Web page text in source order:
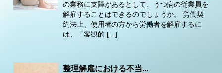
の業務に支障があるとして、うつ病の従業員を
解雇することはできるのでしょうか。 労働契
約法上、使用者の方から労働者を解雇するに
は、「客観的 […]
整理解雇における不当...